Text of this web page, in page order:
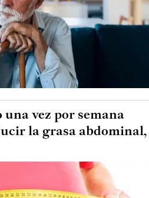
vez por semana
la grasa abdominal,